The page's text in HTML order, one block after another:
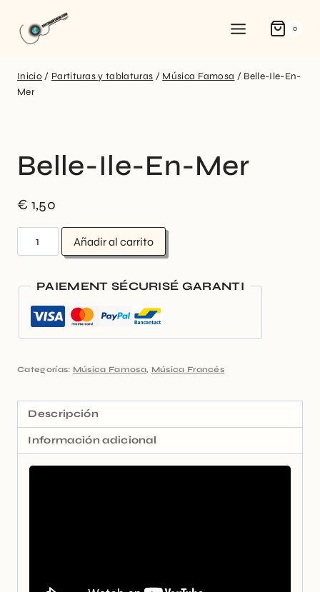
0
Inicio / Partituras y tablaturas / Música Famosa / Belle-Ile-En-
Mer
Belle-Ile-En-Mer
€ 1,50
Añadir al carrito
PAIEMENT SÉCURISÉ GARANTI
Categorías: Música Famosa, Música Francés
Descripción
Información adicional